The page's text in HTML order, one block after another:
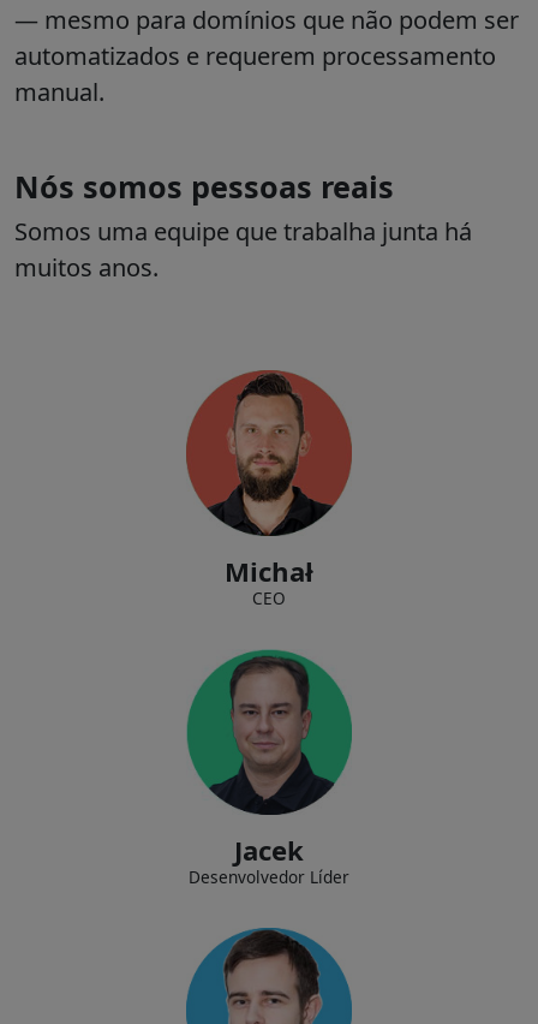
— mesmo para domínios que não podem ser
automatizados e requerem processamento
manual.
Nós somos pessoas reais
Somos uma equipe que trabalha junta há
muitos anos.
Michał
CEO
Definindo a direção e a estratégia de negócios da empresa,
comunicando-se com o mercado, fornecendo cuidados diretos e
conselhos sobre os principais projetos de nossos clientes.
Jacek
Desenvolvedor Líder
Definindo a estratégia tecnológica da empresa, garantindo a
estabilidade e segurança dos serviços, projetando sistemas e aplicações.